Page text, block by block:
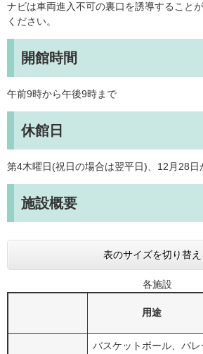
ナビは車両進入不可の裏口を誘導すること
ください。
開館時間
午前9時から午後9時まで
休館日
第4木曜日(祝日の場合は翌平日)、12月28日
施設概要
表のサイズを切り替え
各施設
用途
バスケットボール、バレ